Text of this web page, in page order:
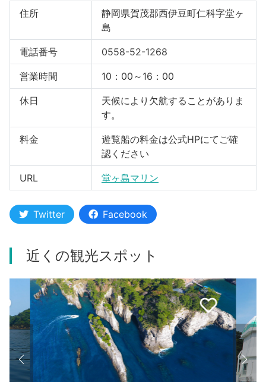
住所
静岡県賀茂郡西伊豆町仁科字堂ヶ
島
電話番号 0558-52-1268
営業時間 10：00～16：00
休日
天候により欠航することがありま
す。
料金
遊覧船の料金は公式HPにてご確
認ください
URL 堂ヶ島マリン
Twitter Facebook
近くの観光スポット